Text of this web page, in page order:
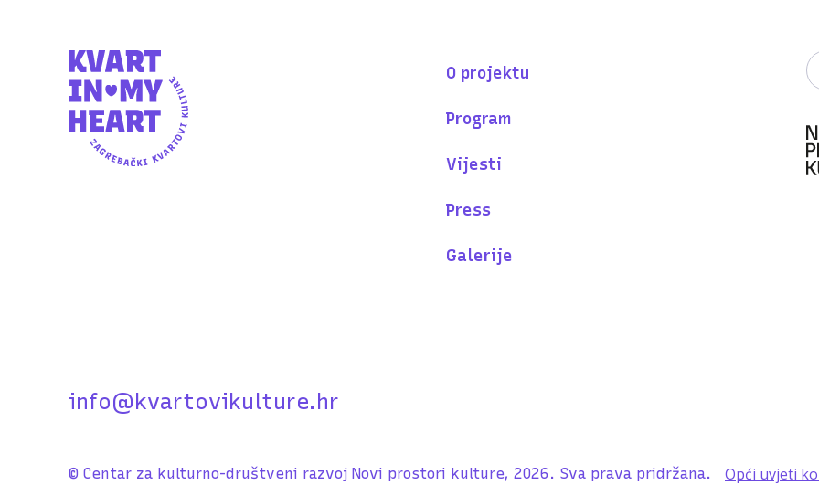
O projektu
Program
Vijesti
Press
Galerije
info@kvartovikulture.hr
© Centar za kulturno-društveni razvoj Novi prostori kulture, 2026. Sva prava pridržana. Opći uvjeti